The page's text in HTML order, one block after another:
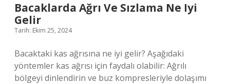
Bacaklarda Ağrı Ve Sızlama Ne Iyi
Gelir
Tarih: Ekim 25, 2024
Bacaktaki kas ağrısına ne iyi gelir? Aşağıdaki
yöntemler kas ağrısı için faydalı olabilir: Ağrılı
bölgeyi dinlendirin ve buz kompresleriyle dolaşımı